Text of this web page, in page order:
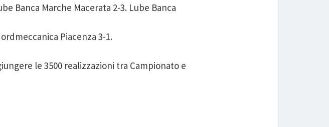
Banca Marche Macerata 2-3. Lube Banca
Piacenza 3-1.
le 3500 realizzazioni tra Campionato e